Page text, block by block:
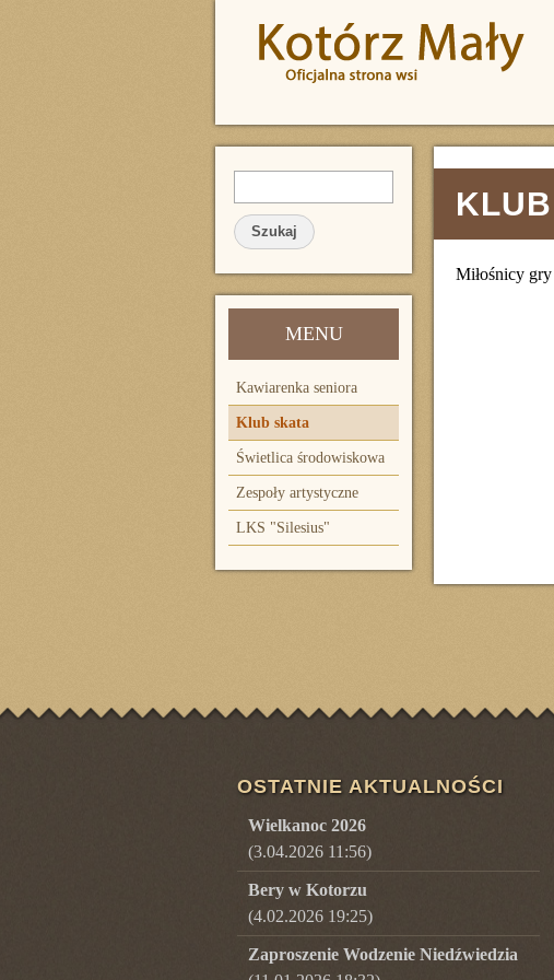
FORMULARZ WYSZUKIWANIA
MENU
Kawiarenka seniora
Klub skata
Świetlica środowiskowa
Zespoły artystyczne
LKS "Silesius"
Miłośnicy
OSTATNIE AKTUALNOŚCI
Wielkanoc 2026
(3.04.2026 11:56)
Bery w Kotorzu
(4.02.2026 19:25)
Zaproszenie Wodzenie Niedźwiedzia